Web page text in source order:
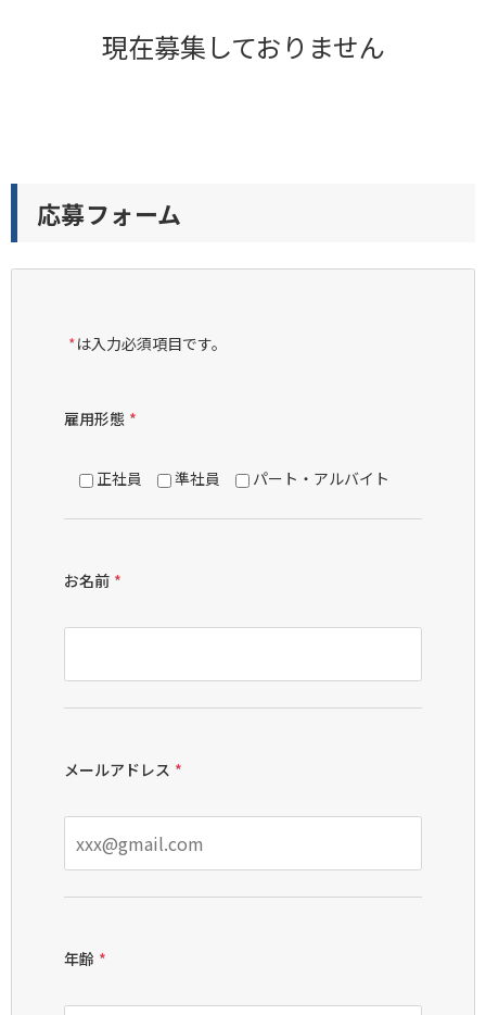
現在募集しておりません
応募フォーム
*は入力必須項目です。
雇用形態 *
正社員 準社員 パート・アルバイト
お名前 *
メールアドレス *
年齢 *